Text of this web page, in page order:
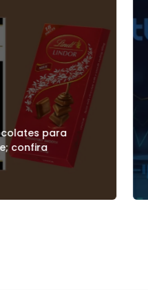
no primeiro
e acelera expansão